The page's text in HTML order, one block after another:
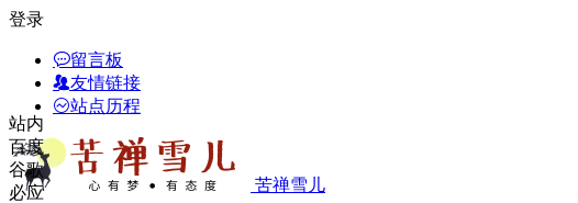
登录
留言板
友情链接
站点历程
苦禅雪儿
站内
百度
谷歌
必应